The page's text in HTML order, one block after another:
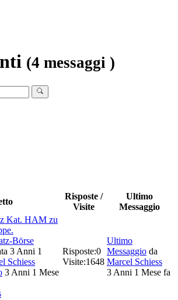
(4 messaggi )
Risposte /
Visite
Ultimo
Messaggio
Kat. HAM zu
Börse
3 Anni 1
Schiess
3 Anni 1 Mese
Risposte:0
Visite:1648
Ultimo
Messaggio da
Marcel Schiess
3 Anni 1 Mese fa